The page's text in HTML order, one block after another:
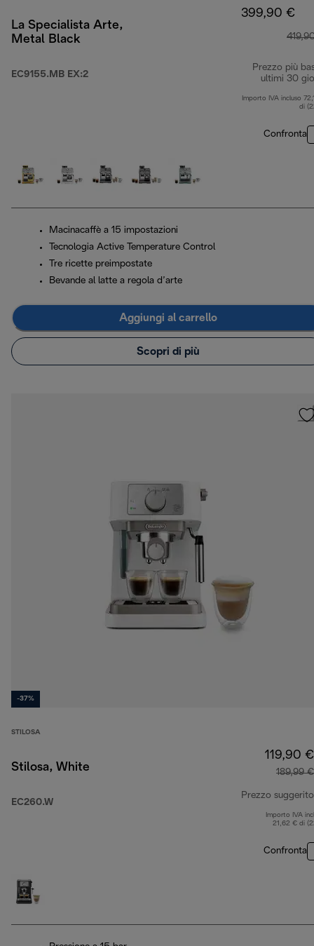
La Specialista Arte,
Metal Black
EC9155.MB EX:2
399,90 €
Prezzo più
ultimi 30
Importo IVA incluso
di
Confronta
Macinacaffè a 15 impostazioni
Tecnologia Active Temperature Control
Tre ricette preimpostate
Bevande al latte a regola d’arte
Aggiungi al carrello
Scopri di più
-37%
STILOSA
Stilosa, White
EC260.W
119,90 €
189,99 €
Prezzo suggerito
Importo IVA
21,62 € di
Confronta